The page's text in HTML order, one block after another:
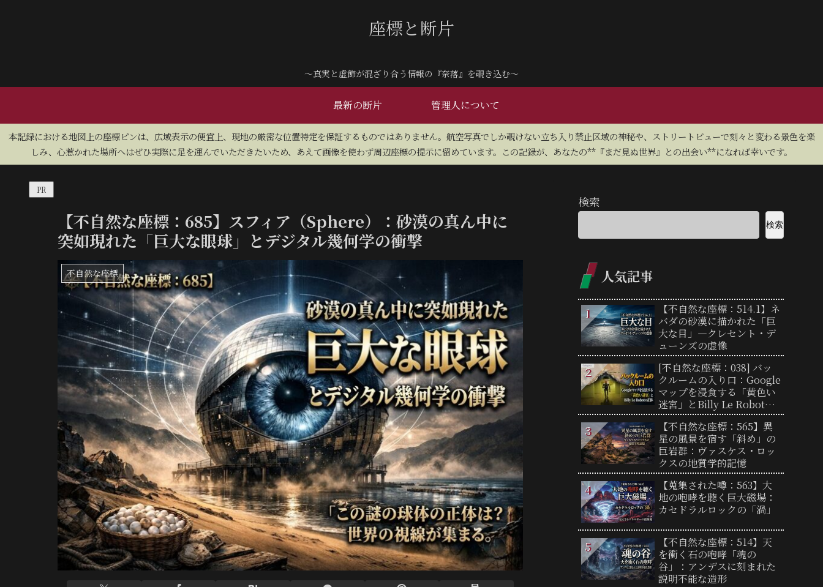
座標と断片
～真実と虚飾が混ざり合う情報の『奈落』を覗き込む～
最新の断片 管理人について
​本記録における地図上の座標ピンは、広域表示の便宜上、現地の厳密な位置特定を保証するものではありません。航空写真でしか覗けない立ち入り禁止区域の神秘や、ストリートビューで刻々と変わる景色を楽
しみ、心惹かれた場所へはぜひ実際に足を運んでいただきたいため、あえて画像を使わず周辺座標の提示に留めています。この記録が、あなたの**『まだ見ぬ世界』との出会い**になれば幸いです。
PR
【不自然な座標：685】スフィア（Sphere）：砂漠の真ん中に
突如現れた「巨大な眼球」とデジタル幾何学の衝撃
不自然な座標
検索
検索
人気記事
【不自然な座標：514.1】ネ
バダの砂漠に描かれた「巨
大な目」―クレセント・デ
ューンズの虚像
[不自然な座標：038] バッ
クルームの入り口：Google
マップを浸食する「黄色い
迷宮」とBilly Le Robotの
正体
【不自然な座標：565】異
星の風景を宿す「斜め」の
巨岩群：ヴァスケス・ロッ
クスの地質学的記憶
【蒐集された噂：563】大
地の咆哮を聴く巨大磁場：
カセドラルロックの「渦」
【不自然な座標：514】天
を衝く石の咆哮「魂の
谷」：アンデスに刻まれた
説明不能な造形